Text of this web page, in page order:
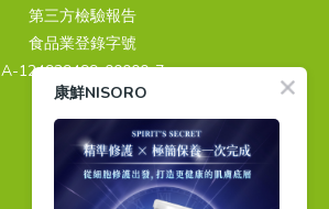
第三方檢驗報告
食品業登錄字號
A-124939499-00000-7
顧客服務
VIP會員制度
條款與細則
康鮮NISORO